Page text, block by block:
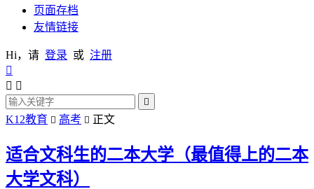
页面存档
友情链接
Hi，请 登录 或 注册

 

K12教育  高考  正文
适合文科生的二本大学（最值得上的二本
大学文科）